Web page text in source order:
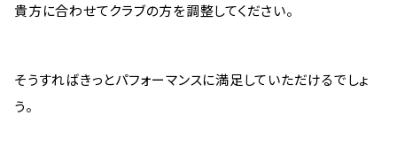
貴方に合わせてクラブの方を調整してください。
そうすればきっとパフォーマンスに満足していただけるでしょ
う。